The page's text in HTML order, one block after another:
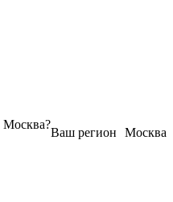
Москва
Ваш регион
Москва?